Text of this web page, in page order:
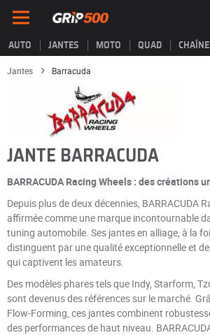
AUTO JANTES MOTO QUAD
Jantes Barracuda
JANTE BARRACUDA
BARRACUDA Racing Wheels : des créations
Depuis plus de deux décennies, BARRACUDA
affirmée comme une marque incontournable
tuning automobile. Ses jantes en alliage, à la
distinguent par une qualité exceptionnelle et
qui captivent les amateurs.
Des modèles phares tels que Indy, Starform,
sont devenus des références sur le marché.
Flow-Forming, ces jantes combinent
des performances de haut niveau.